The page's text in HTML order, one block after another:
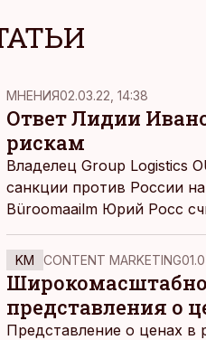
MНЕНИЯ02.03.22, 14:38
Ответ Лидии
рискам
Владелец Group Logistics
санкции против России
Büroomaailm Юрий Росс
должны быть готовы к
в Украине – неправильно.
KM CONTENT MARKETING
представления о
Представление о ценах в